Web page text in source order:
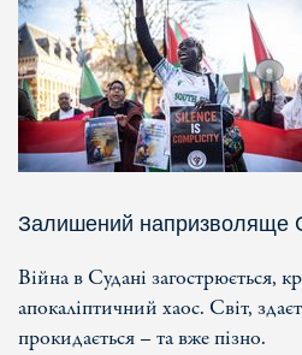
Залишений напризволяще
Війна в Судані загострюється,
апокаліптичний хаос. Світ,
прокидається – та вже пізно.